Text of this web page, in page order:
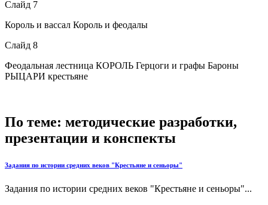
Слайд 7
Король и вассал Король и феодалы
Слайд 8
Феодальная лестница КОРОЛЬ Герцоги и графы Бароны
РЫЦАРИ крестьяне
По теме: методические разработки,
презентации и конспекты
Задания по истории средних веков "Крестьяне и сеньоры"
Задания по истории средних веков "Крестьяне и сеньоры"...